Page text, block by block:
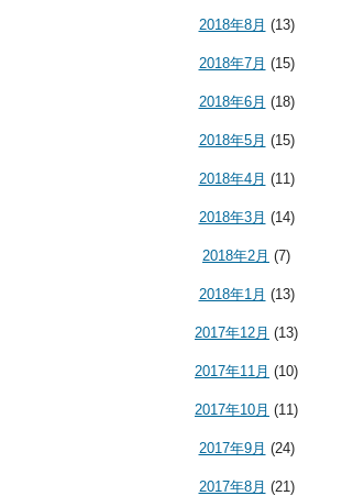
2018年8月 (13)
2018年7月 (15)
2018年6月 (18)
2018年5月 (15)
2018年4月 (11)
2018年3月 (14)
2018年2月 (7)
2018年1月 (13)
2017年12月 (13)
2017年11月 (10)
2017年10月 (11)
2017年9月 (24)
2017年8月 (21)